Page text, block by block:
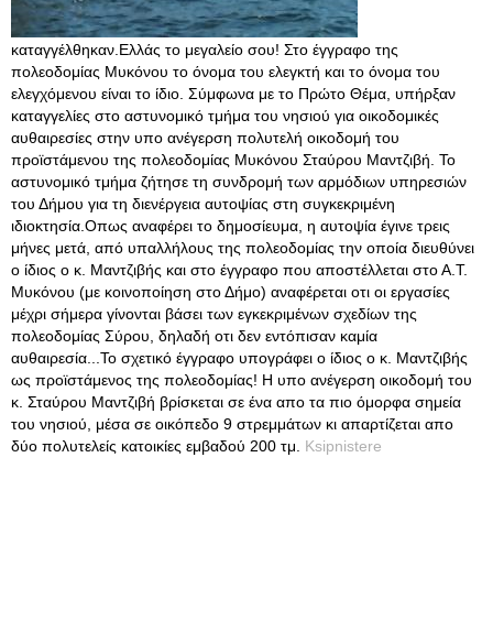
καταγγέλθηκαν.Ελλάς το μεγαλείο σου! Στο έγγραφο της
πολεοδομίας Μυκόνου το όνομα του ελεγκτή και το όνομα του
ελεγχόμενου είναι το ίδιο. Σύμφωνα με το Πρώτο Θέμα, υπήρξαν
καταγγελίες στο αστυνομικό τμήμα του νησιού για οικοδομικές
αυθαιρεσίες στην υπο ανέγερση πολυτελή οικοδομή του
προϊστάμενου της πολεοδομίας Μυκόνου Σταύρου Μαντζιβή. Το
αστυνομικό τμήμα ζήτησε τη συνδρομή των αρμόδιων υπηρεσιών
του Δήμου για τη διενέργεια αυτοψίας στη συγκεκριμένη
ιδιοκτησία.Οπως αναφέρει το δημοσίευμα, η αυτοψία έγινε τρεις
μήνες μετά, από υπαλλήλους της πολεοδομίας την οποία διευθύνει
ο ίδιος ο κ. Μαντζιβής και στο έγγραφο που αποστέλλεται στο Α.Τ.
Μυκόνου (με κοινοποίηση στο Δήμο) αναφέρεται οτι οι εργασίες
μέχρι σήμερα γίνονται βάσει των εγκεκριμένων σχεδίων της
πολεοδομίας Σύρου, δηλαδή οτι δεν εντόπισαν καμία
αυθαιρεσία...Το σχετικό έγγραφο υπογράφει ο ίδιος ο κ. Μαντζιβής
ως προϊστάμενος της πολεοδομίας! Η υπο ανέγερση οικοδομή του
κ. Σταύρου Μαντζιβή βρίσκεται σε ένα απο τα πιο όμορφα σημεία
του νησιού, μέσα σε οικόπεδο 9 στρεμμάτων κι απαρτίζεται απο
δύο πολυτελείς κατοικίες εμβαδού 200 τμ. Ksipnistere